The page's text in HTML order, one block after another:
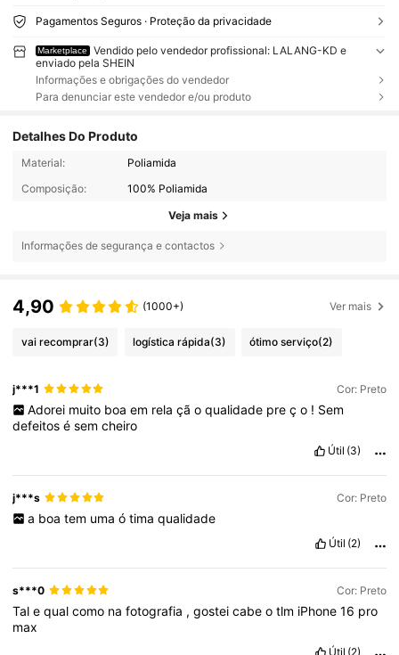
Pagamentos Seguros · Proteção da privacidade
Marketplace
Vendido pelo vendedor profissional: LALANG-KD e
enviado pela SHEIN
Informações e obrigações do vendedor
Para denunciar este vendedor e/ou produto
Detalhes Do Produto
Material:
Poliamida
Composição:
100% Poliamida
Veja mais
Informações de segurança e contactos
4,90 (1000+) Ver mais
vai recomprar(3) logística rápida(3) ótimo serviço(2)
j***1 Cor: Preto
Adorei muito boa em rela çã o qualidade pre ç o ! Sem
defeitosésemcheiro
Útil (3)
j***s Cor: Preto
a boa tem uma ó tima qualidade
Útil (2)
s***0 Cor: Preto
Talequalcomo nafotografia ,gosteicabeotlm iPhone16 pro
max
Útil (2)